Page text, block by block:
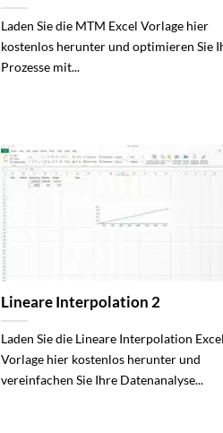
Laden Sie die MTM Excel Vorlage hier
kostenlos herunter und optimieren Sie
Prozesse mit...
Lineare Interpolation 2
Laden Sie die Lineare Interpolation Excel
Vorlage hier kostenlos herunter und
vereinfachen Sie Ihre Datenanalyse...